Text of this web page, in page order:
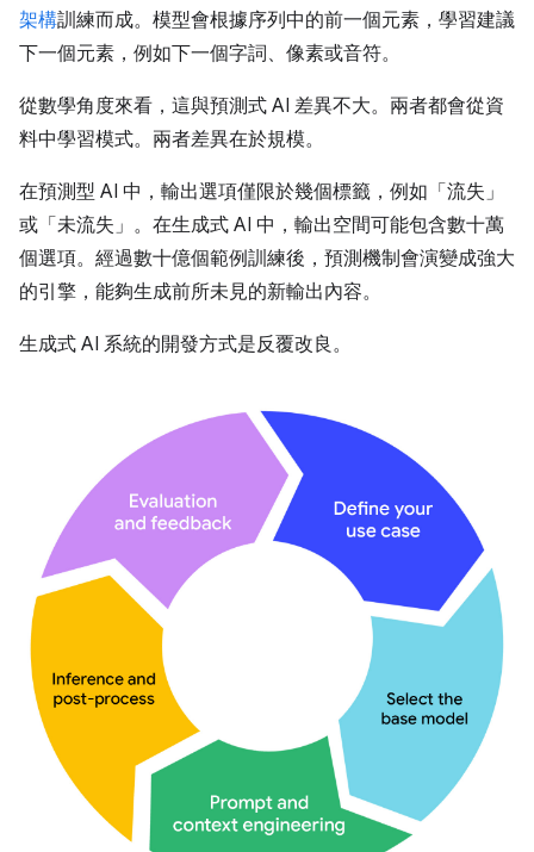
架構訓練而成。模型會根據序列中的前一個元素，學習建議
下一個元素，例如下一個字詞、像素或音符。
從數學角度來看，這與預測式 AI 差異不大。兩者都會從資
料中學習模式。兩者差異在於規模。
在預測型 AI 中，輸出選項僅限於幾個標籤，例如「流失」
或「未流失」。在生成式 AI 中，輸出空間可能包含數十萬
個選項。經過數十億個範例訓練後，預測機制會演變成強大
的引擎，能夠生成前所未見的新輸出內容。
生成式 AI 系統的開發方式是反覆改良。